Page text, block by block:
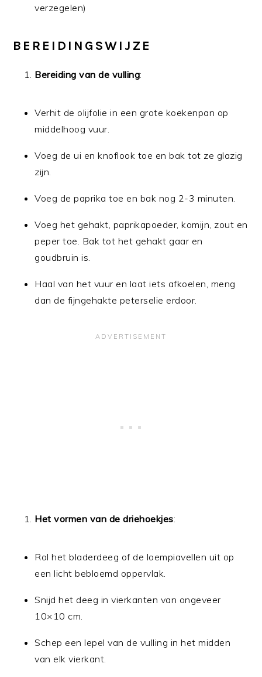
verzegelen)
BEREIDINGSWIJZE
Bereiding van de vulling:
Verhit de olijfolie in een grote koekenpan op
middelhoog vuur.
Voeg de ui en knoflook toe en bak tot ze glazig
zijn.
Voeg de paprika toe en bak nog 2-3 minuten.
Voeg het gehakt, paprikapoeder, komijn, zout en
peper toe. Bak tot het gehakt gaar en
goudbruin is.
Haal van het vuur en laat iets afkoelen, meng
dan de fijngehakte peterselie erdoor.
Het vormen van de driehoekjes:
Rol het bladerdeeg of de loempiavellen uit op
een licht bebloemd oppervlak.
Snijd het deeg in vierkanten van ongeveer
10×10 cm.
Schep een lepel van de vulling in het midden
van elk vierkant.